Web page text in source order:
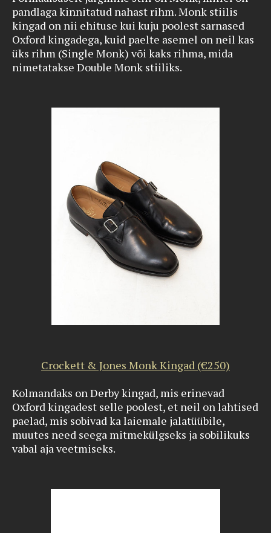
pandlaga kinnitatud nahast rihm. Monk stiilis
kingad on nii ehituse kui kuju poolest sarnased
Oxford kingadega, kuid paelte asemel on neil kas
üks rihm (Single Monk) või kaks rihma, mida
nimetatakse Double Monk stiiliks.
Crockett & Jones Monk Kingad (€250)
Kolmandaks on Derby kingad, mis erinevad
Oxford kingadest selle poolest, et neil on lahtised
paelad, mis sobivad ka laiemale jalatüübile,
muutes need seega mitmekülgseks ja sobilikuks
vabal aja veetmiseks.